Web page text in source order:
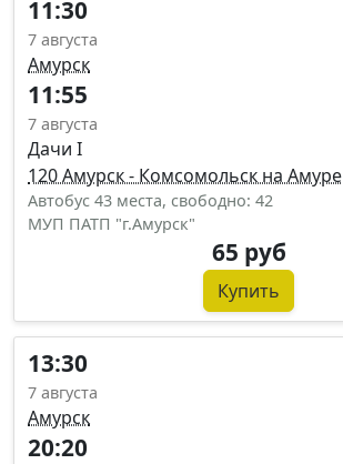
11:30
7 августа
Амурск
11:55
7 августа
Дачи I
120 Амурск - Комсомольск на Амуре
Автобус 43 места, свободно: 42
МУП ПАТП "г.Амурск"
65 руб
Купить
13:30
7 августа
Амурск
20:20